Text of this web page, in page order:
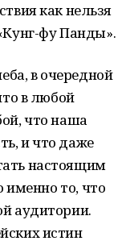
как нельзя
фу Панды».
в очередной
в любой
что наша
и что даже
настоящим
именно то, что
аудитории.
истин